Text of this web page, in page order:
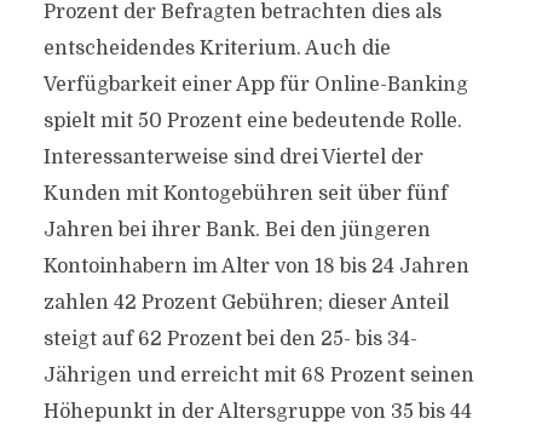
Prozent der Befragten betrachten dies als
entscheidendes Kriterium. Auch die
Verfügbarkeit einer App für Online-Banking
spielt mit 50 Prozent eine bedeutende Rolle.
Interessanterweise sind drei Viertel der
Kunden mit Kontogebühren seit über fünf
Jahren bei ihrer Bank. Bei den jüngeren
Kontoinhabern im Alter von 18 bis 24 Jahren
zahlen 42 Prozent Gebühren; dieser Anteil
steigt auf 62 Prozent bei den 25- bis 34-
Jährigen und erreicht mit 68 Prozent seinen
Höhepunkt in der Altersgruppe von 35 bis 44